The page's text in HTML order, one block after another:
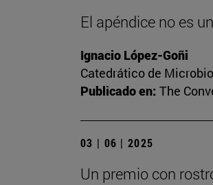
El apéndice no es
Ignacio López-Goñi
Catedrático de
Publicado en: The
03 | 06 | 2025
Un premio con